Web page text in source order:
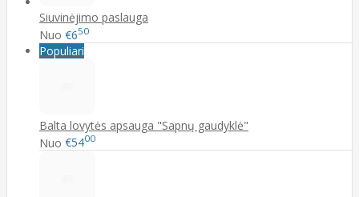
Siuvinėjimo paslauga
Nuo €650
Populiari
Balta lovytės apsauga "Sapnų gaudyklė"
Nuo €5400